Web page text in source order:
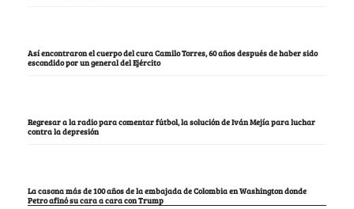
Así encontraron el cuerpo del cura Camilo Torres, 60 años después de haber sido
escondido por un general del Ejército
Regresar a la radio para comentar fútbol, la solución de Iván Mejía para luchar
contra la depresión
La casona más de 100 años de la embajada de Colombia en Washington donde
Petro afinó su cara a cara con Trump